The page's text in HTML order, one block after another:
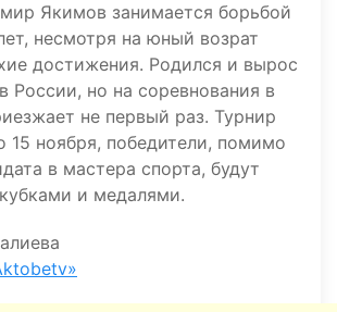
Якимов занимается борьбой
несмотря на юный возрат
достижения. Родился и вырос
России, но на соревнования в
не первый раз. Турнир
15 ноября, победители, помимо
в мастера спорта, будут
и медалями.